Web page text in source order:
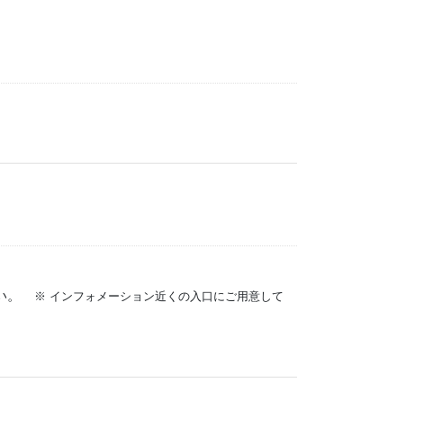
。
※ インフォメーション近くの入口にご用意して